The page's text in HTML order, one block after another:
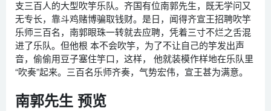
支三百人的大型吹竽乐队。齐国有位南郭先生，既无学问又
无专长，靠斗鸡赌博骗取钱财。是日，闻得齐宣王招聘吹竽
乐师三百名，南郭眼珠一转就去应聘，凭着三寸不烂之舌混
进了乐队。但他根 本不会吹竽，为了不让自己的竽发出声
音，偷偷用豆子塞住竽口，这样， 他就装模作样地在乐队里
“吹奏”起来。三百名乐师齐奏，气势宏伟，宣王甚为满意。
南郭先生 预览